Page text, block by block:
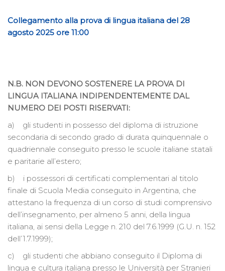
Collegamento alla prova di lingua italiana del 28
agosto 2025 ore 11:00
N.B. NON DEVONO SOSTENERE LA PROVA DI
LINGUA ITALIANA INDIPENDENTEMENTE DAL
NUMERO DEI POSTI RISERVATI:
a) gli studenti in possesso del diploma di istruzione
secondaria di secondo grado di durata quinquennale o
quadriennale conseguito presso le scuole italiane statali
e paritarie all’estero;
b) i possessori di certificati complementari al titolo
finale di Scuola Media conseguito in Argentina, che
attestano la frequenza di un corso di studi comprensivo
dell’insegnamento, per almeno 5 anni, della lingua
italiana, ai sensi della Legge n. 210 del 7.6.1999 (G.U. n. 152
dell’1.7.1999);
c) gli studenti che abbiano conseguito il Diploma di
lingua e cultura italiana presso le Università per Stranieri